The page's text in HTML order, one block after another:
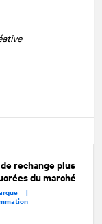
rechange plus
du marché
|